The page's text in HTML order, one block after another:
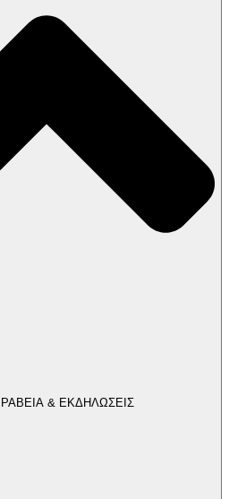
& ΕΚΔΗΛΩΣΕΙΣ